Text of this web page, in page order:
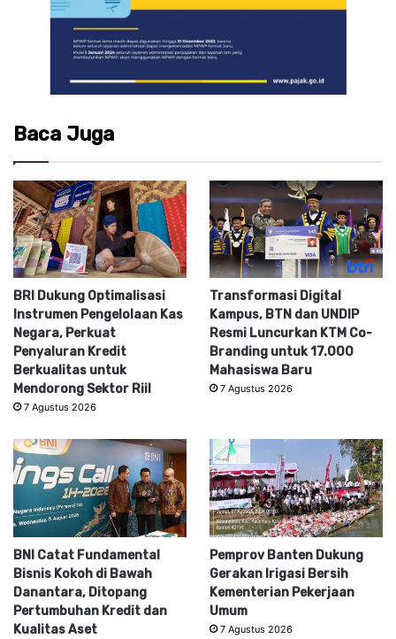
Baca Juga
BRI Dukung Optimalisasi
Instrumen Pengelolaan Kas
Negara, Perkuat
Penyaluran Kredit
Berkualitas untuk
Mendorong Sektor Riil
7 Agustus 2026
Transformasi Digital
Kampus, BTN dan UNDIP
Resmi Luncurkan KTM Co-
Branding untuk 17.000
Mahasiswa Baru
7 Agustus 2026
BNI Catat Fundamental
Bisnis Kokoh di Bawah
Danantara, Ditopang
Pertumbuhan Kredit dan
Kualitas Aset
Pemprov Banten Dukung
Gerakan Irigasi Bersih
Kementerian Pekerjaan
Umum
7 Agustus 2026